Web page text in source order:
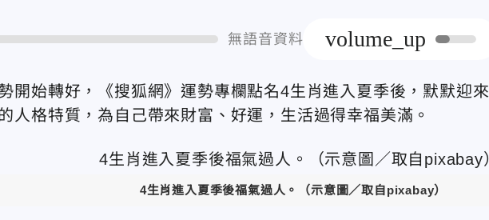
無語音資料 volume_up
開始轉好，《搜狐網》運勢專欄點名4生肖進入夏季後，默默迎來
人格特質，為自己帶來財富、好運，生活過得幸福美滿。
4生肖進入夏季後福氣過人 。（示意圖／取自pixabay）